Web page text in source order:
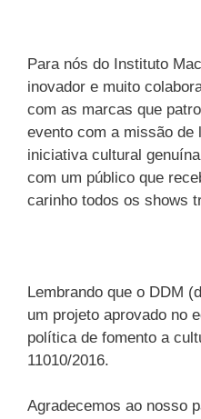
Para nós do Instituto
inovador e muito
com as marcas que
evento com a missão de
iniciativa cultural
com um público que
carinho todos os shows
Lembrando que o DDM
um projeto aprovado no
política de fomento a
11010/2016.
Agradecemos ao nosso